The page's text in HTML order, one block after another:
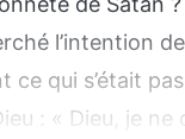
l’intention
qui s’était
: « Dieu, je